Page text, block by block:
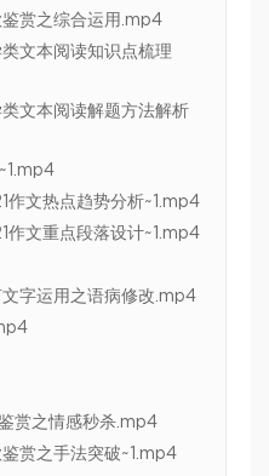
赏之综合运用.mp4
文本阅读知识点梳理
文本阅读解题方法解析
文热点趋势分析~1.mp4
文重点段落设计~1.mp4
字运用之语病修改.mp4
赏之情感秒杀.mp4
赏之手法突破~1.mp4